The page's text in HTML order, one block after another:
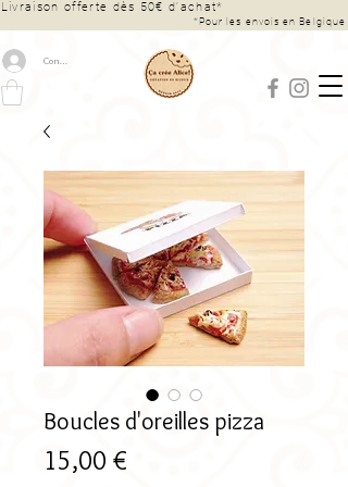
Connexion
Livraison offerte dès 50€ d’achat*
*Pour les envois en Belgique
Boucles d'oreilles pizza
15,00 €